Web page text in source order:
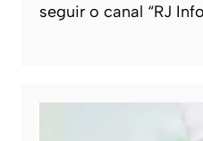
seguir o canal “RJ